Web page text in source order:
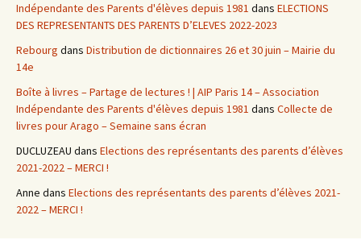
Indépendante des Parents d'élèves depuis 1981 dans ELECTIONS
DES REPRESENTANTS DES PARENTS D’ELEVES 2022-2023
Rebourg dans Distribution de dictionnaires 26 et 30 juin – Mairie du
14e
Boîte à livres – Partage de lectures ! | AIP Paris 14 – Association
Indépendante des Parents d'élèves depuis 1981 dans Collecte de
livres pour Arago – Semaine sans écran
DUCLUZEAU dans Elections des représentants des parents d’élèves
2021-2022 – MERCI !
Anne dans Elections des représentants des parents d’élèves 2021-
2022 – MERCI !